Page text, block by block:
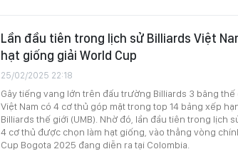
Lần đầu tiên trong lịch sử Billiards Việt
hạt giống giải World Cup
25/02/2025 22:18
Gây tiếng vang lớn trên đấu trường Billiards 3 băng thế
Việt Nam có 4 cơ thủ góp mặt trong top 14 bảng xếp
Billiards thế giới (UMB). Nhờ đó, lần đầu tiên trong lịch
4 cơ thủ được chọn làm hạt giống, vào thẳng vòng
Cup Bogota 2025 đang diễn ra tại Colombia.